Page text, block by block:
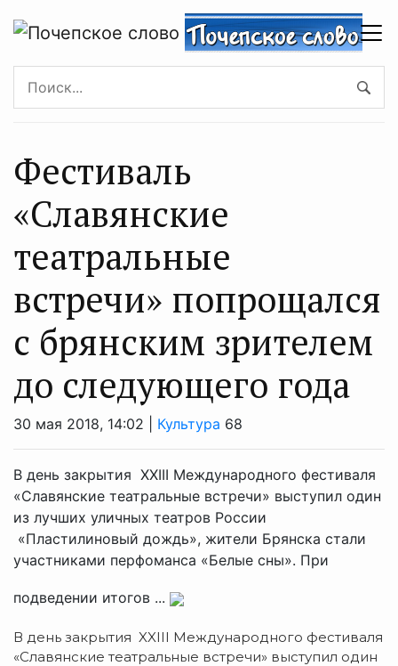
Фестиваль
«Славянские
театральные
встречи» попрощался
с брянским зрителем
до следующего года
30 мая 2018, 14:02 | Культура 68
В день закрытия XXIII Международного фестиваля
«Славянские театральные встречи» выступил один
из лучших уличных театров России
«Пластилиновый дождь», жители Брянска стали
участниками перфоманса «Белые сны». При
подведении итогов ...
В день закрытия XXIII Международного фестиваля
«Славянские театральные встречи» выступил один